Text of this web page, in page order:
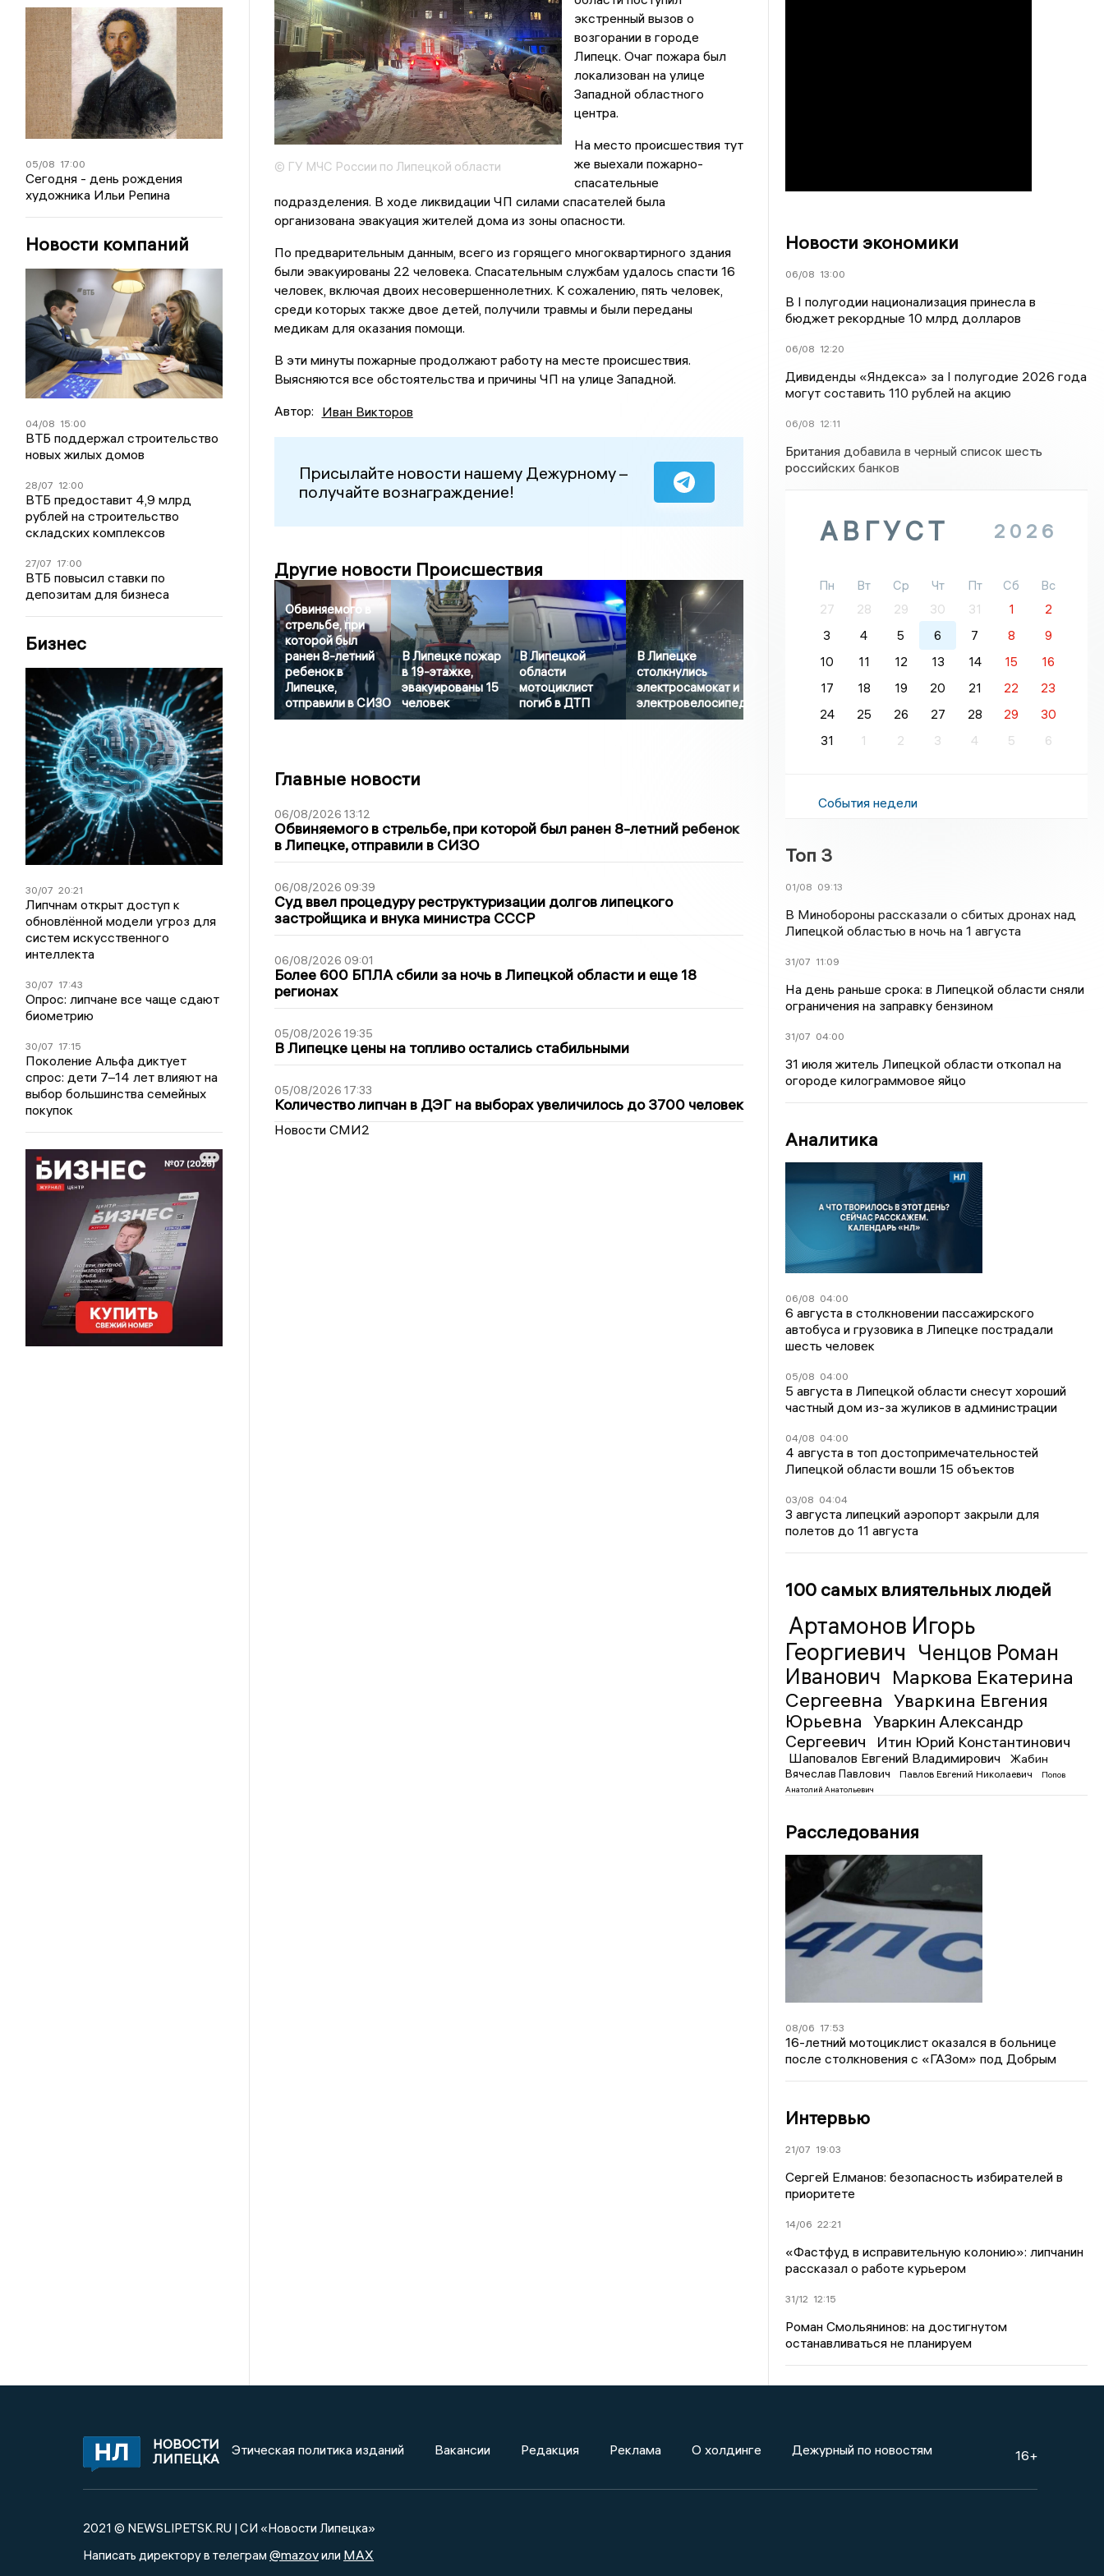
05/08 17:00
Сегодня - день рождения
художника Ильи Репина
Новости компаний
04/08 15:00
ВТБ поддержал строительство
новых жилых домов
28/07 12:00
ВТБ предоставит 4,9 млрд
рублей на строительство
складских комплексов
27/07 17:00
ВТБ повысил ставки по
депозитам для бизнеса
Бизнес
30/07 20:21
Липчнам открыт доступ к
обновлённой модели угроз для
систем искусственного
интеллекта
30/07 17:43
Опрос: липчане все чаще сдают
биометрию
30/07 17:15
Поколение Альфа диктует
спрос: дети 7–14 лет влияют на
выбор большинства семейных
покупок
© ГУ МЧС России по Липецкой области
экстренный вызов о
возгорании в городе
Липецк. Очаг пожара был
локализован на улице
Западной областного
центра.
На место происшествия тут
же выехали пожарно-
спасательные
подразделения. В ходе ликвидации ЧП силами спасателей была
организована эвакуация жителей дома из зоны опасности.
По предварительным данным, всего из горящего многоквартирного здания
были эвакуированы 22 человека. Спасательным службам удалось спасти 16
человек, включая двоих несовершеннолетних. К сожалению, пять человек,
среди которых также двое детей, получили травмы и были переданы
медикам для оказания помощи.
В эти минуты пожарные продолжают работу на месте происшествия.
Выясняются все обстоятельства и причины ЧП на улице Западной.
Автор: Иван Викторов
Присылайте новости нашему Дежурному –
получайте вознаграждение!
Другие новости Происшествия
Обвиняемого в
стрельбе, при
которой был
ранен 8-летний
ребенок в
Липецке,
отправили в СИЗО
В Липецке пожар
в 19-этажке,
эвакуированы 15
человек
В Липецкой
области
мотоциклист
погиб в ДТП
В Липецке
столкнулись
электросамокат и
электровелосипед
Главные новости
06/08/2026 13:12
Обвиняемого в стрельбе, при которой был ранен 8-летний ребенок
в Липецке, отправили в СИЗО
06/08/2026 09:39
Суд ввел процедуру реструктуризации долгов липецкого
застройщика и внука министра СССР
06/08/2026 09:01
Более 600 БПЛА сбили за ночь в Липецкой области и еще 18
регионах
05/08/2026 19:35
В Липецке цены на топливо остались стабильными
05/08/2026 17:33
Количество липчан в ДЭГ на выборах увеличилось до 3700 человек
Новости СМИ2
Новости экономики
06/08 13:00
В I полугодии национализация принесла в
бюджет рекордные 10 млрд долларов
06/08 12:20
Дивиденды «Яндекса» за I полугодие 2026 года
могут составить 110 рублей на акцию
06/08 12:11
Британия добавила в черный список шесть
российских банков
АВГУСТ 2026
Пн Вт Ср Чт Пт Сб
Вс
27
28 29 30 31 1
2
3
4 5 6 7 8
9
10
11 12 13 14 15
16
17
18 19 20 21 22
23
24
25 26 27 28 29
30
31
1 2 3 4 5 6
События недели
Топ 3
01/08 09:13
В Минобороны рассказали о сбитых дронах над
Липецкой областью в ночь на 1 августа
31/07 11:09
На день раньше срока: в Липецкой области сняли
ограничения на заправку бензином
31/07 04:00
31 июля житель Липецкой области откопал на
огороде килограммовое яйцо
Аналитика
06/08 04:00
6 августа в столкновении пассажирского
автобуса и грузовика в Липецке пострадали
шесть человек
05/08 04:00
5 августа в Липецкой области снесут хороший
частный дом из-за жуликов в администрации
04/08 04:00
4 августа в топ достопримечательностей
Липецкой области вошли 15 объектов
03/08 04:04
3 августа липецкий аэропорт закрыли для
полетов до 11 августа
100 самых влиятельных людей
Артамонов Игорь
Георгиевич Ченцов Роман
Иванович Маркова Екатерина
Сергеевна Уваркина Евгения
Юрьевна
Уваркин Александр
Сергеевич
Итин Юрий Константинович
Шаповалов Евгений Владимирович
Жабин
Вячеслав Павлович
Павлов Евгений Николаевич
Попов
Анатолий Анатольевич
Расследования
08/06 17:53
16-летний мотоциклист оказался в больнице
после столкновения с «ГАЗом» под Добрым
Интервью
21/07 19:03
Сергей Елманов: безопасность избирателей в
приоритете
14/06 22:21
«Фастфуд в исправительную колонию»: липчанин
рассказал о работе курьером
31/12 12:15
Роман Смольянинов: на достигнутом
останавливаться не планируем
НОВОСТИ
ЛИПЕЦКА
Этическая политика изданий Вакансии Редакция Реклама О холдинге Дежурный по новостям 16+
2021 © NEWSLIPETSK.RU | СИ «Новости Липецка»
Написать директору в телеграм @mazovили MAX